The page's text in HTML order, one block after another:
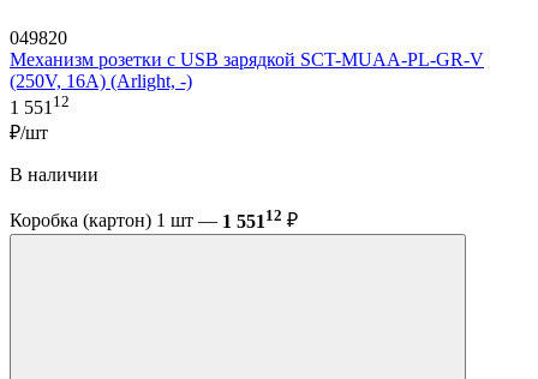
049820
Механизм розетки с USB зарядкой SCT-MUAA-PL-GR-V
(250V, 16A) (Arlight, -)
1 55112
₽/шт
В наличии
Коробка (картон) 1 шт — 1 551 12 ₽